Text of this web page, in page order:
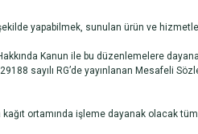
yapabilmek, sunulan ürün ve
Kanun ile bu düzenlemelere
sayılı RG’de yayınlanan Mesafeli
ortamında işleme dayanak olacak